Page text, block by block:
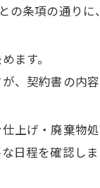
条項の通りに
ます。
、契約書の内
上げ・廃棄物
日程を確認しま